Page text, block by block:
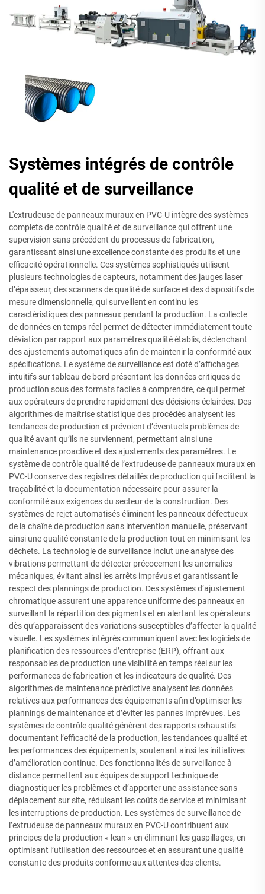
Systèmes intégrés de contrôle
qualité et de surveillance
L'extrudeuse de panneaux muraux en PVC-U intègre des systèmes
complets de contrôle qualité et de surveillance qui offrent une
supervision sans précédent du processus de fabrication,
garantissant ainsi une excellence constante des produits et une
efficacité opérationnelle. Ces systèmes sophistiqués utilisent
plusieurs technologies de capteurs, notamment des jauges laser
d’épaisseur, des scanners de qualité de surface et des dispositifs de
mesure dimensionnelle, qui surveillent en continu les
caractéristiques des panneaux pendant la production. La collecte
de données en temps réel permet de détecter immédiatement toute
déviation par rapport aux paramètres qualité établis, déclenchant
des ajustements automatiques afin de maintenir la conformité aux
spécifications. Le système de surveillance est doté d’affichages
intuitifs sur tableau de bord présentant les données critiques de
production sous des formats faciles à comprendre, ce qui permet
aux opérateurs de prendre rapidement des décisions éclairées. Des
algorithmes de maîtrise statistique des procédés analysent les
tendances de production et prévoient d’éventuels problèmes de
qualité avant qu’ils ne surviennent, permettant ainsi une
maintenance proactive et des ajustements des paramètres. Le
système de contrôle qualité de l’extrudeuse de panneaux muraux en
PVC-U conserve des registres détaillés de production qui facilitent la
traçabilité et la documentation nécessaire pour assurer la
conformité aux exigences du secteur de la construction. Des
systèmes de rejet automatisés éliminent les panneaux défectueux
de la chaîne de production sans intervention manuelle, préservant
ainsi une qualité constante de la production tout en minimisant les
déchets. La technologie de surveillance inclut une analyse des
vibrations permettant de détecter précocement les anomalies
mécaniques, évitant ainsi les arrêts imprévus et garantissant le
respect des plannings de production. Des systèmes d’ajustement
chromatique assurent une apparence uniforme des panneaux en
surveillant la répartition des pigments et en alertant les opérateurs
dès qu’apparaissent des variations susceptibles d’affecter la qualité
visuelle. Les systèmes intégrés communiquent avec les logiciels de
planification des ressources d’entreprise (ERP), offrant aux
responsables de production une visibilité en temps réel sur les
performances de fabrication et les indicateurs de qualité. Des
algorithmes de maintenance prédictive analysent les données
relatives aux performances des équipements afin d’optimiser les
plannings de maintenance et d’éviter les pannes imprévues. Les
systèmes de contrôle qualité génèrent des rapports exhaustifs
documentant l’efficacité de la production, les tendances qualité et
les performances des équipements, soutenant ainsi les initiatives
d’amélioration continue. Des fonctionnalités de surveillance à
distance permettent aux équipes de support technique de
diagnostiquer les problèmes et d’apporter une assistance sans
déplacement sur site, réduisant les coûts de service et minimisant
les interruptions de production. Les systèmes de surveillance de
l’extrudeuse de panneaux muraux en PVC-U contribuent aux
principes de la production « lean » en éliminant les gaspillages, en
optimisant l’utilisation des ressources et en assurant une qualité
constante des produits conforme aux attentes des clients.